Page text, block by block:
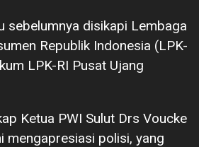
sebelumnya disikapi Lembaga
Republik Indonesia (LPK-
LPK-RI Pusat Ujang
Ketua PWI Sulut Drs Voucke
mengapresiasi polisi, yang